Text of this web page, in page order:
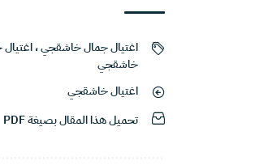
اغتيال جمال خاشقجي،
خاشقجي
اغتيال خاشقجي
تحميل هذا المقال بصيغة PDF